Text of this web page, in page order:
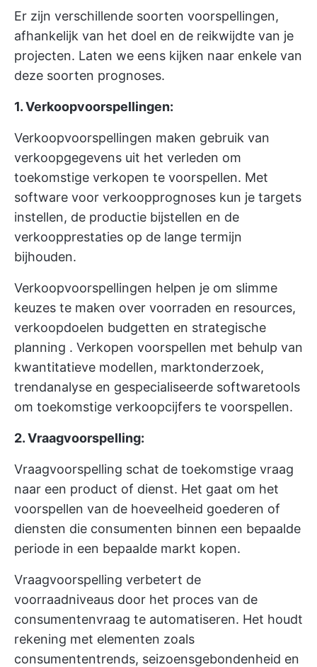
Er zijn verschillende soorten voorspellingen,
afhankelijk van het doel en de reikwijdte van je
projecten. Laten we eens kijken naar enkele van
deze soorten prognoses.
1. Verkoopvoorspellingen:
Verkoopvoorspellingen maken gebruik van
verkoopgegevens uit het verleden om
toekomstige verkopen te voorspellen. Met
software voor verkoopprognoses kun je targets
instellen, de productie bijstellen en de
verkoopprestaties op de lange termijn
bijhouden.
Verkoopvoorspellingen helpen je om slimme
keuzes te maken over voorraden en resources,
verkoopdoelen budgetten en strategische
planning . Verkopen voorspellen met behulp van
kwantitatieve modellen, marktonderzoek,
trendanalyse en gespecialiseerde softwaretools
om toekomstige verkoopcijfers te voorspellen.
2. Vraagvoorspelling:
Vraagvoorspelling schat de toekomstige vraag
naar een product of dienst. Het gaat om het
voorspellen van de hoeveelheid goederen of
diensten die consumenten binnen een bepaalde
periode in een bepaalde markt kopen.
Vraagvoorspelling verbetert de
voorraadniveaus door het proces van de
consumentenvraag te automatiseren. Het houdt
rekening met elementen zoals
consumententrends, seizoensgebondenheid en